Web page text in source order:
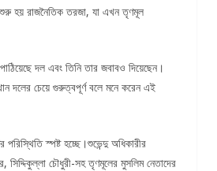
শুরু হয় রাজনৈতিক তরজা, যা এখন তৃণমূল
দল এবং তিনি তার জবাবও দিয়েছেন।
দলের চেয়ে গুরুত্বপূর্ণ বলে মনে করেন এই
স্পষ্ট হচ্ছে।শুভেন্দু অধিকারীর
চৌধুরী-সহ তৃণমূলের মুসলিম নেতাদের